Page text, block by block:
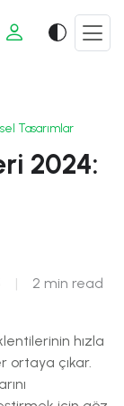
Tasarımlar
2024:
| 2 min read
hızla
ortaya çıkar.